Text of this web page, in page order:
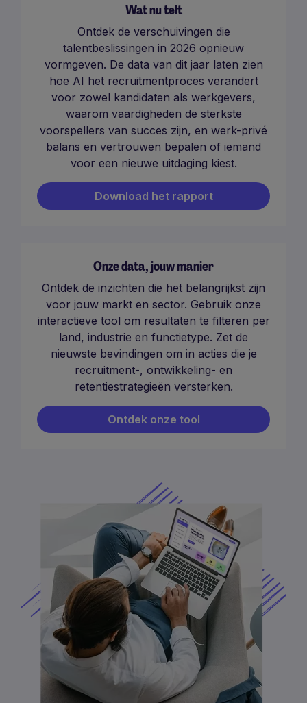
Wat nu telt
Ontdek de verschuivingen die
talentbeslissingen in 2026 opnieuw
vormgeven. De data van dit jaar laten zien
hoe AI het recruitmentproces verandert
voor zowel kandidaten als werkgevers,
waarom vaardigheden de sterkste
voorspellers van succes zijn, en werk-privé
balans en vertrouwen bepalen of iemand
voor een nieuwe uitdaging kiest.
Download het rapport
Onze data, jouw manier
Ontdek de inzichten die het belangrijkst zijn
voor jouw markt en sector. Gebruik onze
interactieve tool om resultaten te filteren per
land, industrie en functietype. Zet de
nieuwste bevindingen om in acties die je
recruitment-, ontwikkeling- en
retentiestrategieën versterken.
Ontdek onze tool